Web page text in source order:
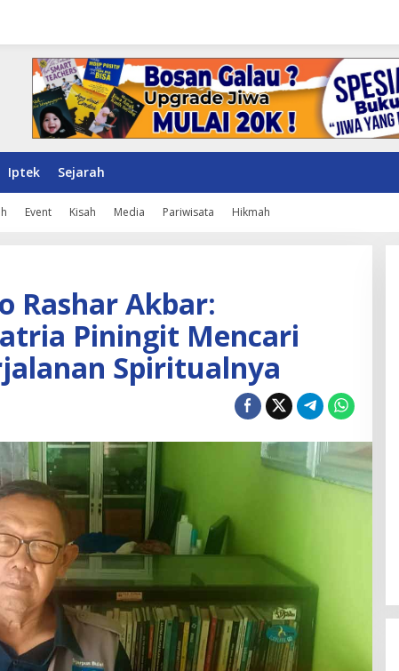
Iptek Sejarah
Event Kisah Media Pariwisata Hikmah
Rashar Akbar:
Piningit Mencari
Spiritualnya